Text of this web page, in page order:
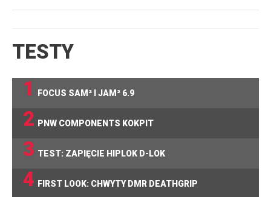
TESTY
1
FOCUS SAM² I JAM² 6.9
2 PNW COMPONENTS KOKPIT
3 TEST: ZAPIĘCIE HIPLOK D-LOK
4 FIRST LOOK: CHWYTY DMR DEATHGRIP